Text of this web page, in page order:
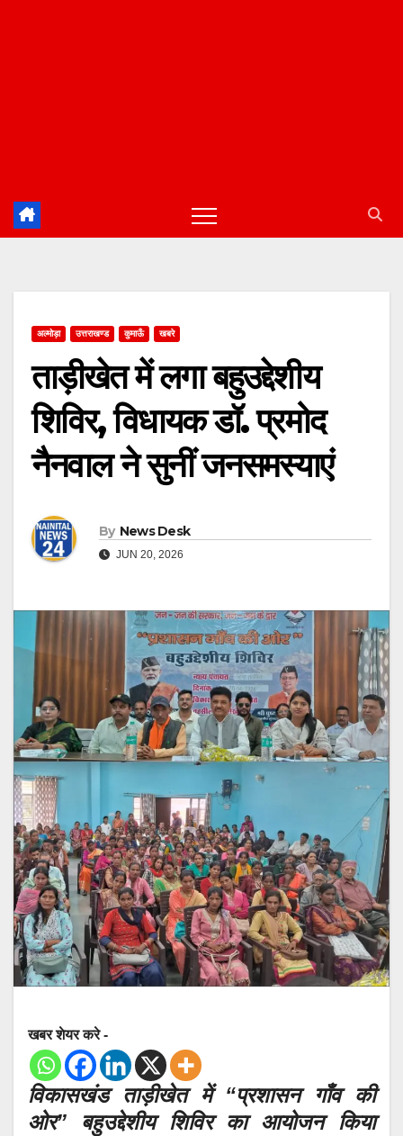
अल्मोड़ा उत्तराखण्ड कुमाऊँ खबरे
ताड़ीखेत में लगा बहुउद्देशीय
शिविर, विधायक डॉ. प्रमोद
नैनवाल ने सुनीं जनसमस्याएं
By News Desk
JUN 20, 2026
खबर शेयर करे -
विकासखंड ताड़ीखेत में “प्रशासन गाँव की
ओर” बहुउद्देशीय शिविर का आयोजन किया